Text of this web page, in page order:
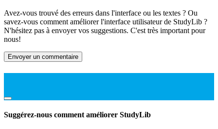
Avez-vous trouvé des erreurs dans l'interface ou les textes ? Ou
savez-vous comment améliorer l'interface utilisateur de StudyLib ?
N'hésitez pas à envoyer vos suggestions. C'est très important pour
nous!
Envoyer un commentaire
Suggérez-nous comment améliorer StudyLib